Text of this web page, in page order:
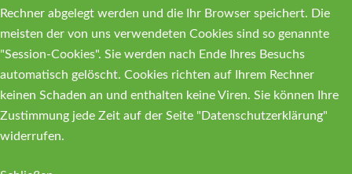
Rechner abgelegt werden und die Ihr Browser speichert. Die
meisten der von uns verwendeten Cookies sind so genannte
"Session-Cookies". Sie werden nach Ende Ihres Besuchs
automatisch gelöscht. Cookies richten auf Ihrem Rechner
keinen Schaden an und enthalten keine Viren. Sie können Ihre
Zustimmung jede Zeit auf der Seite "Datenschutzerklärung"
widerrufen.